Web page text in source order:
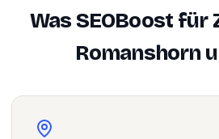
Was SEOBoost für
Romanshorn